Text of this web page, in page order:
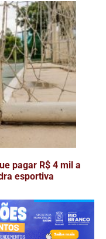
pagar R$ 4 mil a
esportiva